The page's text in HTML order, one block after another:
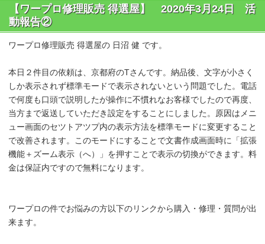
【ワープロ修理販売 得選屋】 2020年3月24日 活
動報告②
ワープロ修理販売 得選屋の 日沼 健 です。
本日２件目の依頼は、京都府のTさんです。納品後、文字が小さく
しか表示されず標準モードで表示されないという問題でした。電話
で何度も口頭で説明したが操作に不慣れなお客様でしたので再度、
当方まで返送していただき設定をすることにしました。原因はメニ
ュー画面のセツトアツプ内の表示方法を標準モードに変更すること
で改善されます。このモードにすることで文書作成画面時に「拡張
機能＋ズーム表示（へ）」を押すことで表示の切換ができます。料
金は保証内ですので無料になります。
ワープロの件でお悩みの方以下のリンクから購入・修理・質問が出
来ます。